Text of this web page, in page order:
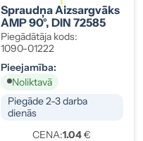
Spraudņa Aizsargvāks
AMP 90°, DIN 72585
Piegādātāja kods:
1090-01222
Pieejamība:
Noliktavā
Piegāde 2-3 darba
dienās
CENA:1.04€